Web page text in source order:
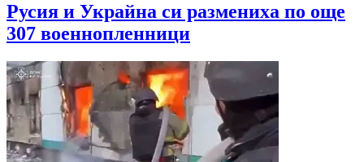
Русия и Украйна си размениха по още
307 военнопленници